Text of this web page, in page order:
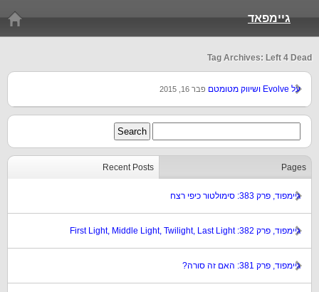
גיימפאד
Tag Archives: Left 4 Dead
על Evolve ושיווק מטומטם פבר 16, 2015
Recent Posts Pages
גיימפוד, פרק 383: סימולטור כיפי רצח
גיימפוד, פרק 382: First Light, Middle Light, Twilight, Last Light
גיימפוד, פרק 381: האם זה סורה?